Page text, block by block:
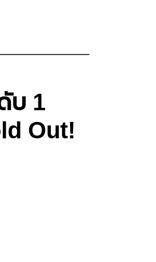
บ 1
Out!